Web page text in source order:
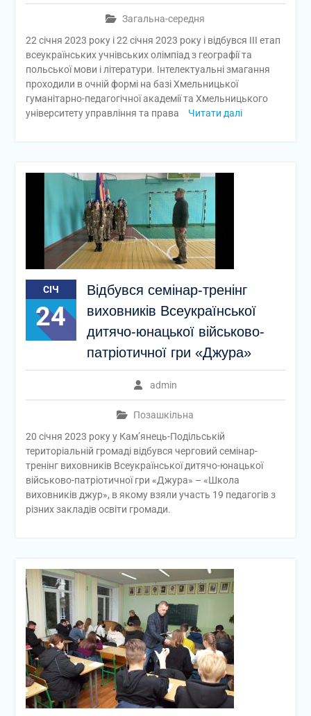
Загальна-середня
22 січня 2023 року і 22 січня 2023 року і відбувся ІІІ етап
всеукраїнських учнівських олімпіад з географії та
польської мови і літератури. Інтелектуальні змагання
проходили в очній формі на базі Хмельницької
гуманітарно-педагогічної академії та Хмельницького
університету управління та права
Читати далі
СІЧ
24
Відбувся семінар-тренінг
виховників Всеукраїнської
дитячо-юнацької військово-
патріотичної гри «Джура»
admin
Позашкільна
20 січня 2023 року у Кам’янець-Подільській
територіальній громаді відбувся черговий семінар-
тренінг виховників Всеукраїнської дитячо-юнацької
військово-патріотичної гри «Джура» – «Школа
виховників джур», в якому взяли участь 19 педагогів з
різних закладів освіти громади.